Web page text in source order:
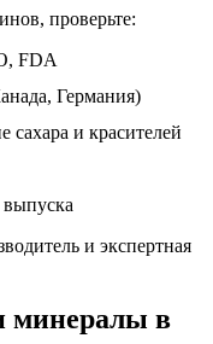
, проверьте:
FDA
Германия)
сахара и красителей
и экспертная
минералы в